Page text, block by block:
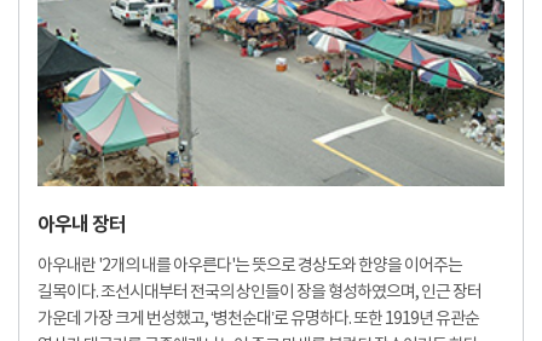
아우내 장터
아우내란 '2개의 내를 아우른다'는 뜻으로 경상도와 한양을 이어주는
길목이다. 조선시대부터 전국의 상인들이 장을 형성하였으며, 인근 장터
가운데 가장 크게 번성했고, ‘병천순대’로 유명하다. 또한 1919년 유관순